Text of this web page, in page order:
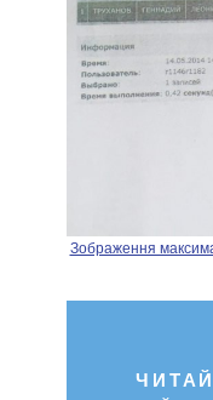
Зображення